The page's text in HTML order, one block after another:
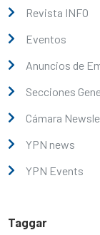
Revista INFO
Eventos
Anuncios de
Secciones
Cámara
YPN news
YPN Events
Taggar